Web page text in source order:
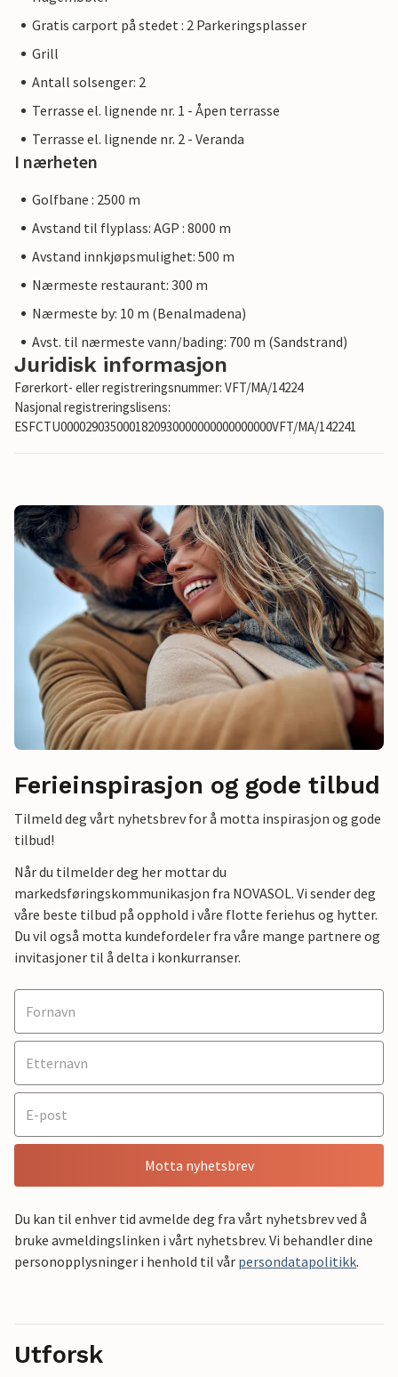
Gratis carport på stedet : 2 Parkeringsplasser
Grill
Antall solsenger: 2
Terrasse el. lignende nr. 1 - Åpen terrasse
Terrasse el. lignende nr. 2 - Veranda
I nærheten
Golfbane : 2500 m
Avstand til flyplass: AGP : 8000 m
Avstand innkjøpsmulighet: 500 m
Nærmeste restaurant: 300 m
Nærmeste by: 10 m (Benalmadena)
Avst. til nærmeste vann/bading: 700 m (Sandstrand)
Juridisk informasjon
Førerkort- eller registreringsnummer: VFT/MA/14224
Nasjonal registreringslisens:
ESFCTU0000290350001820930000000000000000VFT/MA/142241
Ferieinspirasjon og gode tilbud
Tilmeld deg vårt nyhetsbrev for å motta inspirasjon og gode
tilbud!
Når du tilmelder deg her mottar du
markedsføringskommunikasjon fra NOVASOL. Vi sender deg
våre beste tilbud på opphold i våre flotte feriehus og hytter.
Du vil også motta kundefordeler fra våre mange partnere og
invitasjoner til å delta i konkurranser.
Motta nyhetsbrev
Du kan til enhver tid avmelde deg fra vårt nyhetsbrev ved å
bruke avmeldingslinken i vårt nyhetsbrev. Vi behandler dine
personopplysninger i henhold til vår persondatapolitikk.
Utforsk